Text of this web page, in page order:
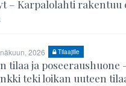
– Karpalolahti rakentuu
2026 Tilaajille
tilaa ja poseeraushuone
teki loikan uuteen